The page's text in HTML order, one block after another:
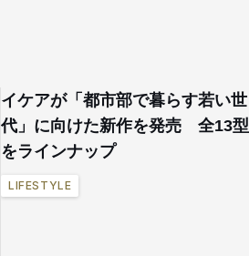
イケアが「都市部で暮らす若い世
代」に向けた新作を発売 全13型
をラインナップ
LIFESTYLE